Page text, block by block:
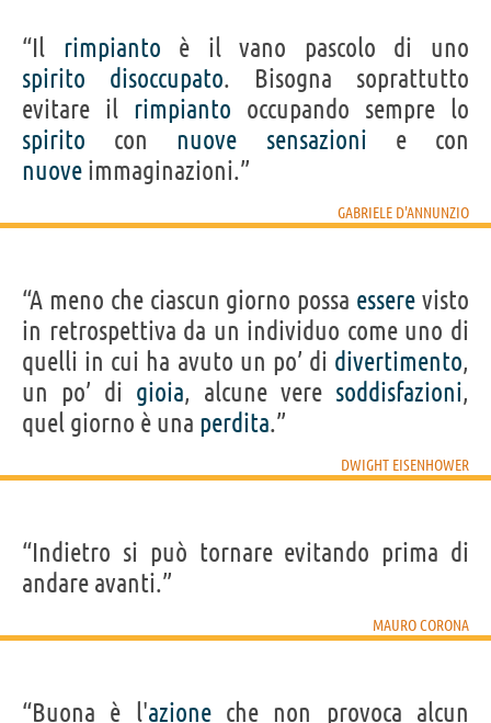
“Il rimpianto è il vano pascolo di uno
spirito
disoccupato. Bisogna soprattutto
evitare il rimpianto occupando sempre lo
spirito con nuove sensazioni e con
nuove immaginazioni.”
GABRIELE D'ANNUNZIO
“A meno che ciascun giorno possa essere visto
in retrospettiva da un individuo come uno di
quelli in cui ha avuto un po’ di divertimento,
un po’ di gioia, alcune vere soddisfazioni,
quel giorno è una perdita.”
DWIGHT EISENHOWER
“Indietro si può tornare evitando prima di
andare avanti.”
MAURO CORONA
“Buona è l'azioneche non provoca alcun